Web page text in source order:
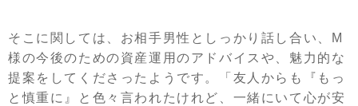
そこに関しては、お相手男性としっかり話し合い、M
様の今後のための資産運用のアドバイスや、魅力的な
提案をしてくださったようです。「友人からも『もっ
と慎重に』と色々言われたけれど、一緒にいて心が安